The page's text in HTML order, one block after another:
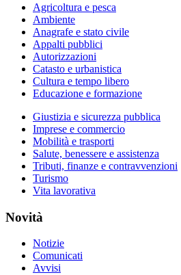
Agricoltura e pesca
Ambiente
Anagrafe e stato civile
Appalti pubblici
Autorizzazioni
Catasto e urbanistica
Cultura e tempo libero
Educazione e formazione
Giustizia e sicurezza pubblica
Imprese e commercio
Mobilità e trasporti
Salute, benessere e assistenza
Tributi, finanze e contravvenzioni
Turismo
Vita lavorativa
Novità
Notizie
Comunicati
Avvisi